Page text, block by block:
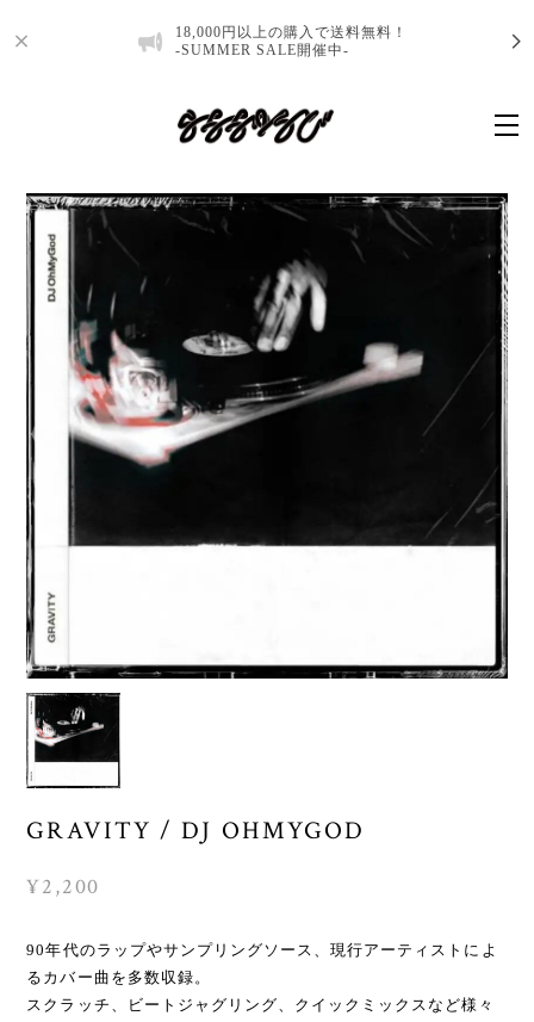
18,000円以上の購入で送料無料！
-SUMMER SALE開催中-
GRAVITY / DJ OHMYGOD
¥2,200
90年代のラップやサンプリングソース、現行アーティストによ
るカバー曲を多数収録。
スクラッチ、ビートジャグリング、クイックミックスなど様々